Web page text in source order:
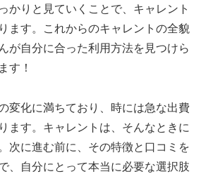
かりと見ていくことで、キャレント
ます。これからのキャレントの全貌
が自分に合った利用方法を見つけら
す！
変化に満ちており、時には急な出費
ます。キャレントは、そんなときに
次に進む前に、その特徴と口コミを
、自分にとって本当に必要な選択肢